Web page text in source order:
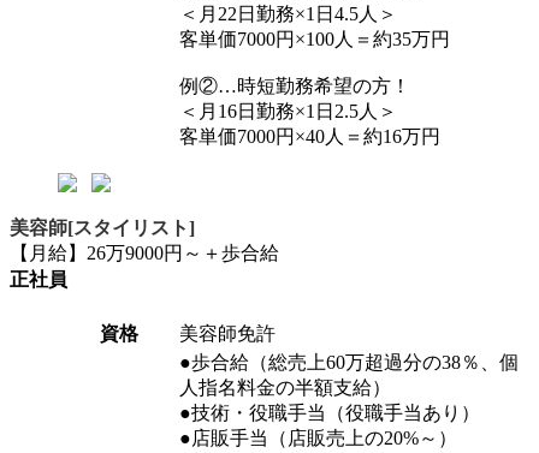
＜月22日勤務×1日4.5人＞
客単価7000円×100人＝約35万円
例②…時短勤務希望の方！
＜月16日勤務×1日2.5人＞
客単価7000円×40人＝約16万円
美容師[スタイリスト]
【月給】26万9000円～＋歩合給
正社員
資格 美容師免許
●歩合給（総売上60万超過分の38％、個
人指名料金の半額支給）
●技術・役職手当（役職手当あり）
●店販手当（店販売上の20%～）